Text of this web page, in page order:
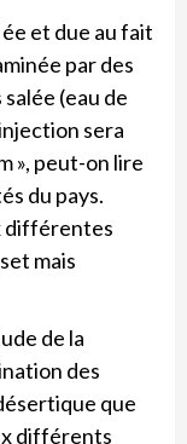
et due au fait
par des
(eau de
sera
», peut-on lire
du pays.
différentes
mais
de la
des
que
différents